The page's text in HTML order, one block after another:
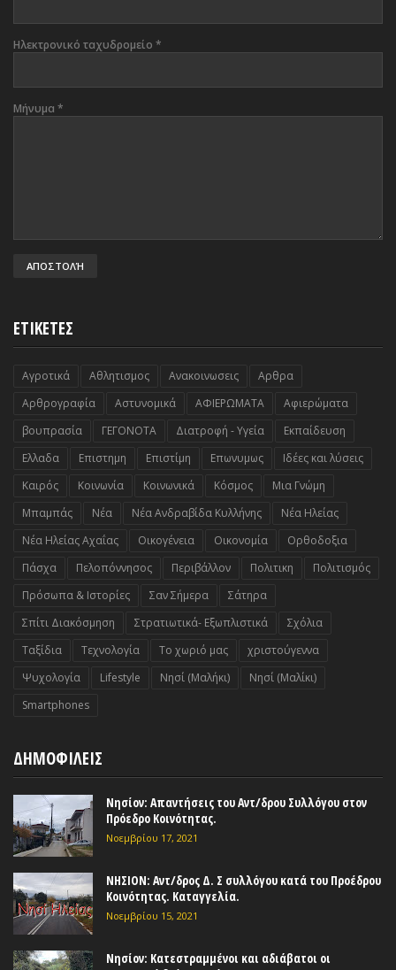
Ηλεκτρονικό ταχυδρομείο *
Μήνυμα *
ΕΤΙΚΕΤΕΣ
Αγροτικά Αθλητισμος Ανακοινωσεις
Αρθρα
Αρθρογραφία
Αστυνομικά ΑΦΙΕΡΩΜΑΤΑ
Αφιερώματα
βουπρασία
ΓΕΓΟΝΟΤΑ Διατροφή - Υγεία
Εκπαίδευση
Ελλαδα
Επιστημη Επιστίμη Επωνυμως
Ιδέες και λύσεις
Καιρός
Κοινωνία Κοινωνικά Κόσμος
Μια Γνώμη
Μπαμπάς
Νέα Νέα Ανδραβίδα Κυλλήνης
Νέα Ηλείας
Νέα Ηλείας Αχαΐας
Οικογένεια Οικονομία
Ορθοδοξια
Πάσχα
Πελοπόννησος Περιβάλλον Πολιτικη
Πολιτισμός
Πρόσωπα & Ιστορίες
Σαν Σήμερα
Σάτηρα
Σπίτι Διακόσμηση
Στρατιωτικά- Εξωπλιστικά
Σχόλια
Ταξίδια
Τεχνολογία Το χωριό μας
χριστούγεννα
Ψυχολογία
Lifestyle Nησί (Μαλήκι)
Nησί (Μαλίκι)
Smartphones
ΔΗΜΟΦΙΛΕΙΣ
Νησίον: Απαντήσεις του Αντ/δρου Συλλόγου στον
Πρόεδρο Κοινότητας.
Νοεμβρίου 17, 2021
ΝΗΣΙΟΝ: Αντ/δρος Δ. Σ συλλόγου κατά του Προέδρου
Κοινότητας. Καταγγελία.
Νοεμβρίου 15, 2021
Νησίον: Κατεστραμμένοι και αδιάβατοι οι